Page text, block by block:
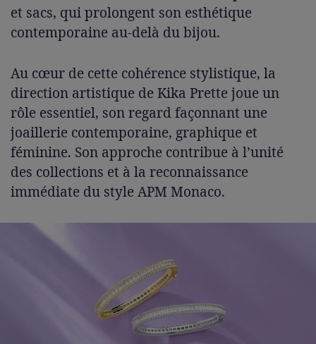
et sacs, qui prolongent son esthétique
contemporaine au-delà du bijou.
Au cœur de cette cohérence stylistique, la
direction artistique de Kika Prette joue un
rôle essentiel, son regard façonnant une
joaillerie contemporaine, graphique et
féminine. Son approche contribue à l’unité
des collections et à la reconnaissance
immédiate du style APM Monaco.